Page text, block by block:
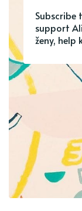
support
ženy, help